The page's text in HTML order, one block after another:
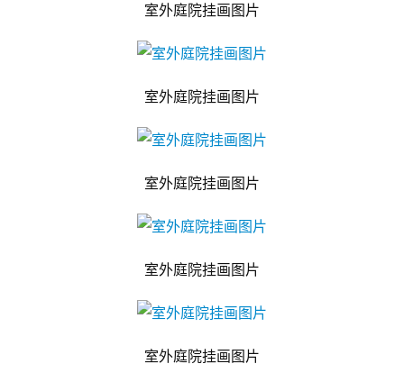
室外庭院挂画图片
室外庭院挂画图片
室外庭院挂画图片
室外庭院挂画图片
室外庭院挂画图片